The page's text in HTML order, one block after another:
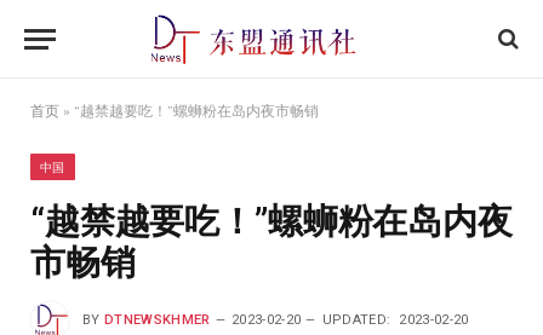
首页 » “越禁越要吃！”螺蛳粉在岛内夜市畅销
中国
“越禁越要吃！”螺蛳粉在岛内夜
市畅销
BY DTNEWSKHMER 2023-02-20 UPDATED: 2023-02-20